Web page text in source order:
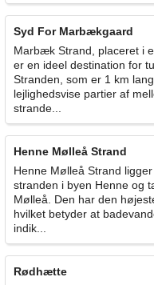
Syd For Marbækgaard
Marbæk Strand, placeret i
er en ideel destination for
Stranden, som er 1 km
lejlighedsvise partier af
strande...
Henne Mølleå Strand
Henne Mølleå Strand
stranden i byen Henne og
Mølleå. Den har den
hvilket betyder at
indik...
Rødhætte